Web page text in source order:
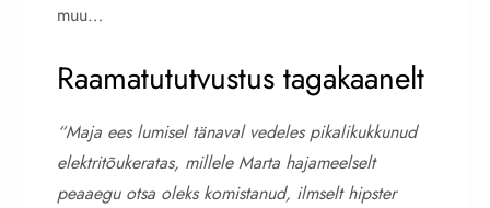
muu…
Raamatututvustus tagakaanelt
“Maja ees lumisel tänaval vedeles pikalikukkunud
elektritõukeratas, millele Marta hajameelselt
peaaegu otsa oleks komistanud, ilmselt hipster